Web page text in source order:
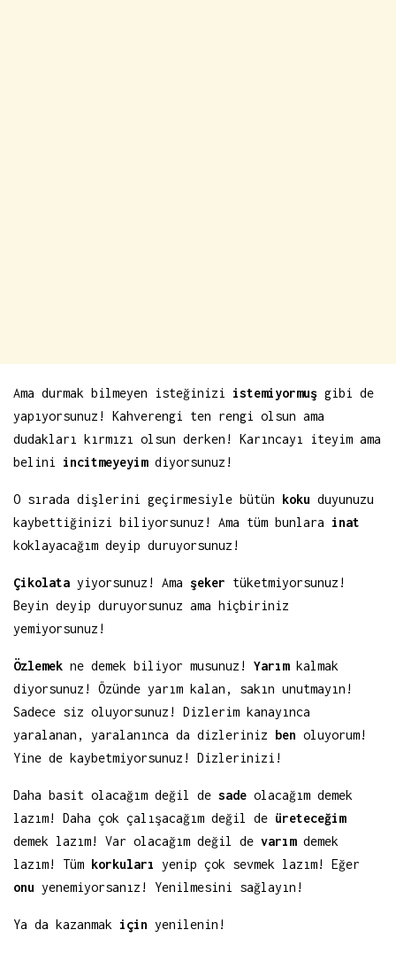
Ama durmak bilmeyen isteğinizi istemiyormuş gibi de
yapıyorsunuz! Kahverengi ten rengi olsun ama
dudakları kırmızı olsun derken! Karıncayı iteyim ama
belini incitmeyeyimdiyorsunuz!
O sırada dişlerini geçirmesiyle bütün koku duyunuzu
kaybettiğinizi biliyorsunuz! Ama tüm bunlara inat
koklayacağım deyip duruyorsunuz!
Çikolata yiyorsunuz! Ama şeker tüketmiyorsunuz!
Beyin deyip duruyorsunuz ama hiçbiriniz
yemiyorsunuz!
Özlemek ne demek biliyor musunuz! Yarımkalmak
diyorsunuz! Özünde yarım kalan, sakın unutmayın!
Sadece siz oluyorsunuz! Dizlerim kanayınca
yaralanan, yaralanınca da dizleriniz ben oluyorum!
Yine de kaybetmiyorsunuz! Dizlerinizi!
Daha basit olacağım değil de sade olacağım demek
lazım! Daha çok çalışacağım değil de üreteceğim
demek lazım! Var olacağım değil de varımdemek
lazım! Tüm korkuları yenip çok sevmek lazım! Eğer
onu yenemiyorsanız! Yenilmesini sağlayın!
Ya da kazanmak için yenilenin!